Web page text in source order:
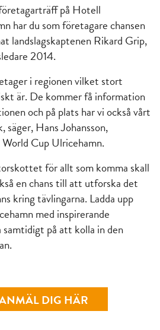
på Hotell
har du som företagare chansen
landslagskaptenen Rikard Grip,
2014.
i regionen vilket stort
är. De kommer få information
och på plats har vi också vårt
säger, Hans Johansson,
Cup Ulricehamn.
för allt som komma skall
en chans till att utforska det
kring tävlingarna. Ladda upp
med inspirerande
samtidigt på att kolla in den
DIG HÄR